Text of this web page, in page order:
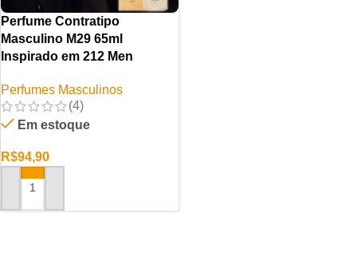
Perfume Contratipo
Masculino M29 65ml
Inspirado em 212 Men
Perfumes Masculinos
(4)
Em estoque
R$94,90
ADICIONAR AO CARRINHO